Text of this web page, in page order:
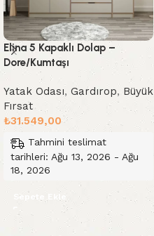
Elina 5 Kapaklı Dolap –
Dore/Kumtaşı
Yatak Odası, Gardırop, Büyük
Fırsat
₺31.549,00
Tahmini teslimat
tarihleri: Ağu 13, 2026 - Ağu
18, 2026
Sepete Ekle
Read More